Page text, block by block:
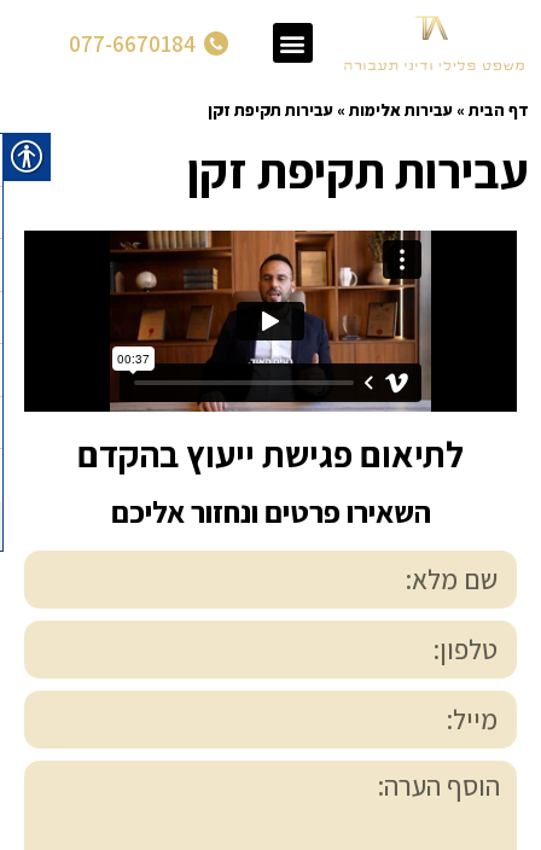
077-6670184
דף הבית » עבירות אלימות » עבירות תקיפת זקן
עבירות תקיפת זקן
לתיאום פגישת ייעוץ בהקדם
השאירו פרטים ונחזור אליכם